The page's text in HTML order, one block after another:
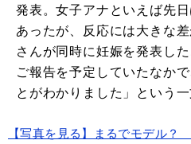
発表。女子アナといえば先
あったが、反応には大きな
さんが同時に妊娠を発表し
ご報告を予定していたなか
とがわかりました」という一
【写真を見る】まるでモデル